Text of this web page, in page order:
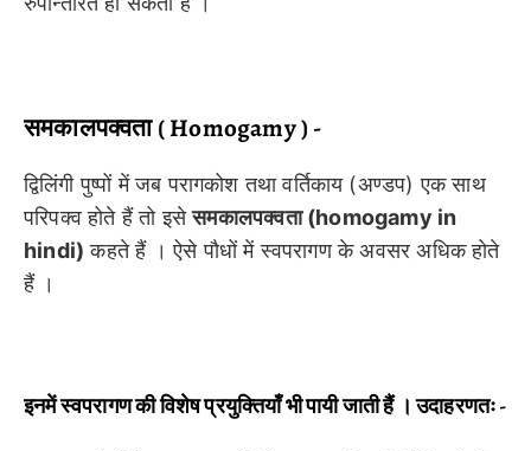
समकालपक्वता ( Homogamy ) -
द्विलिंगी पुष्पों में जब परागकोश तथा वर्तिकाय (अण्डप) एक साथ
परिपक्व होते हैं तो इसेसमकालपक्वता (homogamy in
hindi) कहते हैं । ऐसे पौधों में स्वपरागण के अवसर अधिक होते
हैं ।
इनमें स्वपरागण की विशेष प्रयुक्तियाँ भी पायी जाती हैं । उदाहरणतः -